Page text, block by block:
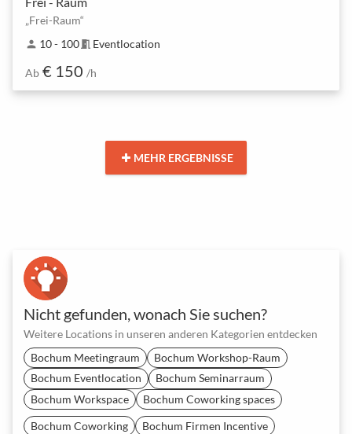
„Frei-Raum“
person 10 - 100meeting_room Eventlocation
Ab € 150 /h
MEHR ERGEBNISSE
Nicht gefunden, wonach Sie suchen?
Weitere Locations in unseren anderen Kategorien entdecken
Bochum Meetingraum
Bochum Workshop-Raum
Bochum Eventlocation
Bochum Seminarraum
Bochum Workspace
Bochum Coworking spaces
Bochum Coworking
Bochum Firmen Incentive